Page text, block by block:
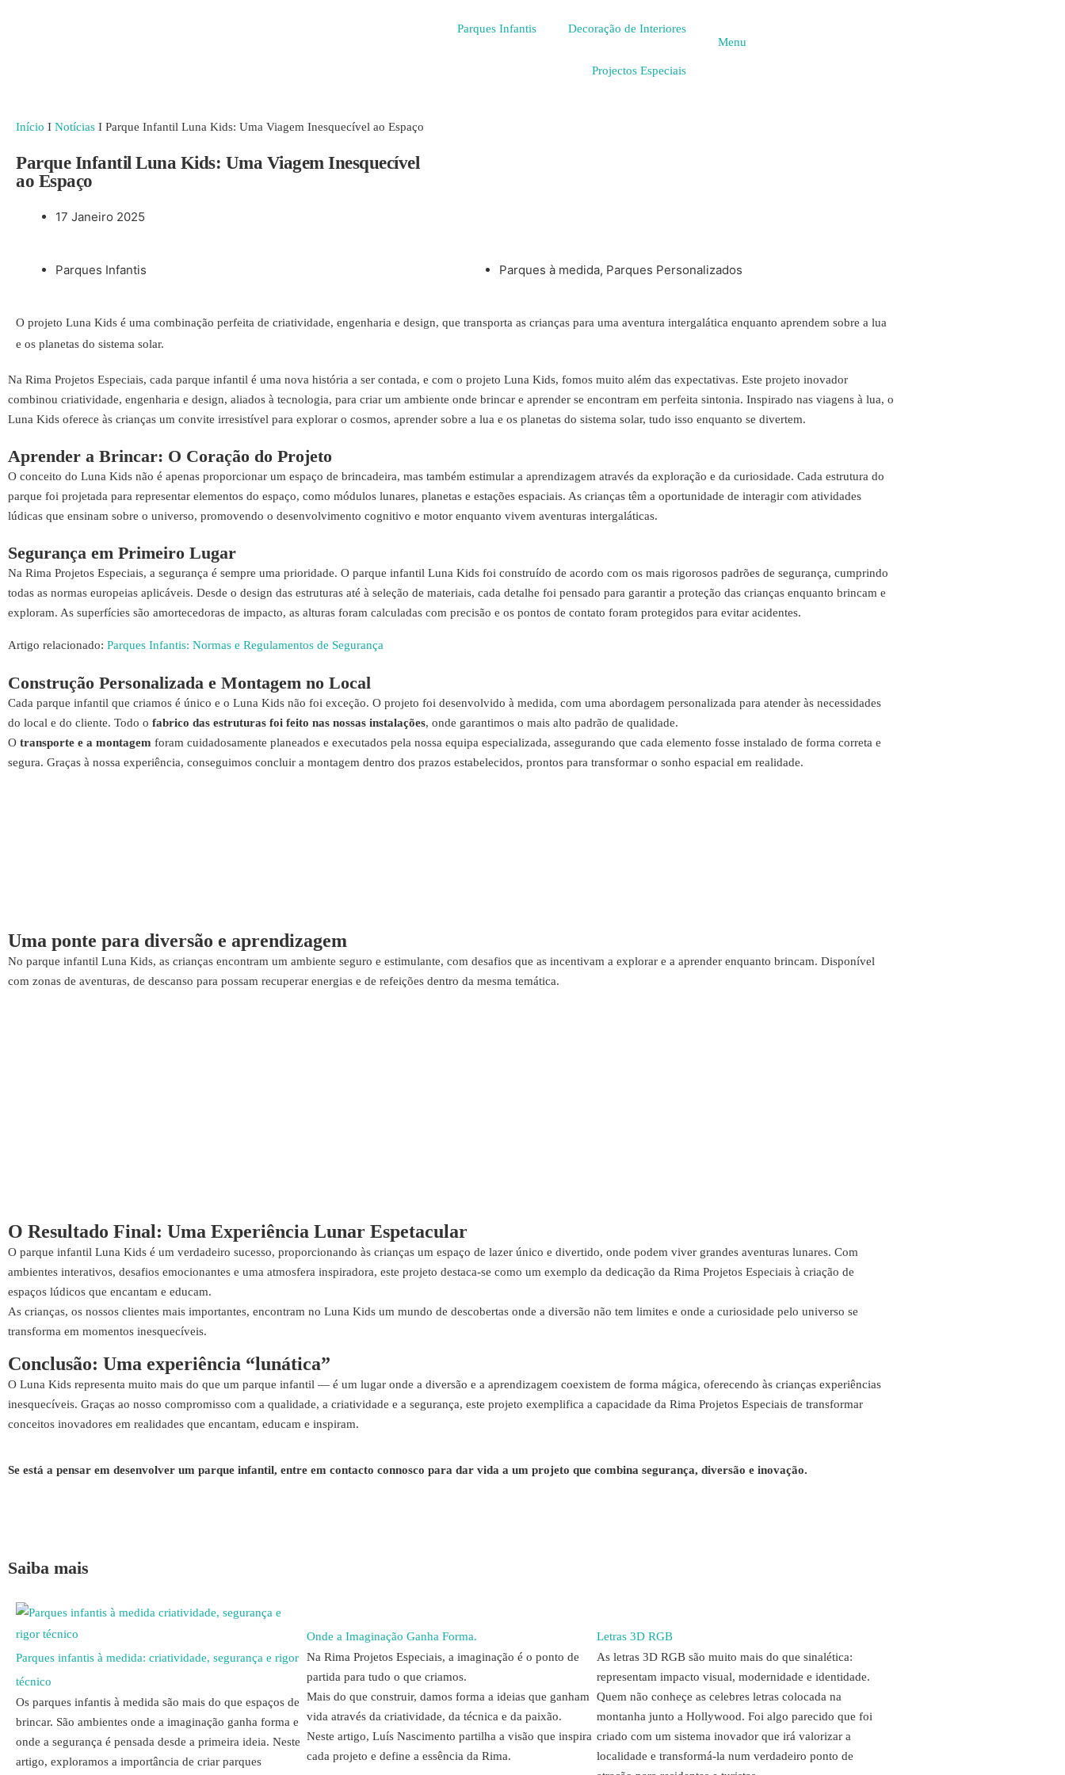
Parques Infantis Decoração de Interiores
Projectos Especiais
Menu
Início I Notícias I Parque Infantil Luna Kids: Uma Viagem Inesquecível ao Espaço
Parque Infantil Luna Kids: Uma Viagem Inesquecível
ao Espaço
17 Janeiro 2025
Parques Infantis Parques à medida, Parques Personalizados
O projeto Luna Kids é uma combinação perfeita de criatividade, engenharia e design, que transporta as crianças para uma aventura intergalática enquanto aprendem sobre a lua
e os planetas do sistema solar.
Na Rima Projetos Especiais, cada parque infantil é uma nova história a ser contada, e com o projeto Luna Kids, fomos muito além das expectativas. Este projeto inovador
combinou criatividade, engenharia e design, aliados à tecnologia, para criar um ambiente onde brincar e aprender se encontram em perfeita sintonia. Inspirado nas viagens à lua, o
Luna Kids oferece às crianças um convite irresistível para explorar o cosmos, aprender sobre a lua e os planetas do sistema solar, tudo isso enquanto se divertem.
Aprender a Brincar: O Coração do Projeto
O conceito do Luna Kids não é apenas proporcionar um espaço de brincadeira, mas também estimular a aprendizagem através da exploração e da curiosidade. Cada estrutura do
parque foi projetada para representar elementos do espaço, como módulos lunares, planetas e estações espaciais. As crianças têm a oportunidade de interagir com atividades
lúdicas que ensinam sobre o universo, promovendo o desenvolvimento cognitivo e motor enquanto vivem aventuras intergaláticas.
Segurança em Primeiro Lugar
Na Rima Projetos Especiais, a segurança é sempre uma prioridade. O parque infantil Luna Kids foi construído de acordo com os mais rigorosos padrões de segurança, cumprindo
todas as normas europeias aplicáveis. Desde o design das estruturas até à seleção de materiais, cada detalhe foi pensado para garantir a proteção das crianças enquanto brincam e
exploram. As superfícies são amortecedoras de impacto, as alturas foram calculadas com precisão e os pontos de contato foram protegidos para evitar acidentes.
Artigo relacionado: Parques Infantis: Normas e Regulamentos de Segurança
Construção Personalizada e Montagem no Local
Cada parque infantil que criamos é único e o Luna Kids não foi exceção. O projeto foi desenvolvido à medida, com uma abordagem personalizada para atender às necessidades
do local e do cliente. Todo o fabrico das estruturas foi feito nas nossas instalações, onde garantimos o mais alto padrão de qualidade.
O transporte e a montagem foram cuidadosamente planeados e executados pela nossa equipa especializada, assegurando que cada elemento fosse instalado de forma correta e
segura. Graças à nossa experiência, conseguimos concluir a montagem dentro dos prazos estabelecidos, prontos para transformar o sonho espacial em realidade.
Uma ponte para diversão e aprendizagem
No parque infantil Luna Kids, as crianças encontram um ambiente seguro e estimulante, com desafios que as incentivam a explorar e a aprender enquanto brincam. Disponível
com zonas de aventuras, de descanso para possam recuperar energias e de refeições dentro da mesma temática.
O Resultado Final: Uma Experiência Lunar Espetacular
O parque infantil Luna Kids é um verdadeiro sucesso, proporcionando às crianças um espaço de lazer único e divertido, onde podem viver grandes aventuras lunares. Com
ambientes interativos, desafios emocionantes e uma atmosfera inspiradora, este projeto destaca-se como um exemplo da dedicação da Rima Projetos Especiais à criação de
espaços lúdicos que encantam e educam.
As crianças, os nossos clientes mais importantes, encontram no Luna Kids um mundo de descobertas onde a diversão não tem limites e onde a curiosidade pelo universo se
transforma em momentos inesquecíveis.
Conclusão: Uma experiência “lunática”
O Luna Kids representa muito mais do que um parque infantil — é um lugar onde a diversão e a aprendizagem coexistem de forma mágica, oferecendo às crianças experiências
inesquecíveis. Graças ao nosso compromisso com a qualidade, a criatividade e a segurança, este projeto exemplifica a capacidade da Rima Projetos Especiais de transformar
conceitos inovadores em realidades que encantam, educam e inspiram.
Se está a pensar em desenvolver um parque infantil, entre em contacto connosco para dar vida a um projeto que combina segurança, diversão e inovação.
Saiba mais
Parques infantis à medida: criatividade, segurança e rigor
técnico
Os parques infantis à medida são mais do que espaços de
brincar. São ambientes onde a imaginação ganha forma e
onde a segurança é pensada desde a primeira ideia. Neste
artigo, exploramos a importância de criar parques
Onde a Imaginação Ganha Forma.
Na Rima Projetos Especiais, a imaginação é o ponto de
partida para tudo o que criamos.
Mais do que construir, damos forma a ideias que ganham
vida através da criatividade, da técnica e da paixão.
Neste artigo, Luís Nascimento partilha a visão que inspira
cada projeto e define a essência da Rima.
Letras 3D RGB
As letras 3D RGB são muito mais do que sinalética:
representam impacto visual, modernidade e identidade.
Quem não conheçe as celebres letras colocada na
montanha junto a Hollywood. Foi algo parecido que foi
criado com um sistema inovador que irá valorizar a
localidade e transformá-la num verdadeiro ponto de